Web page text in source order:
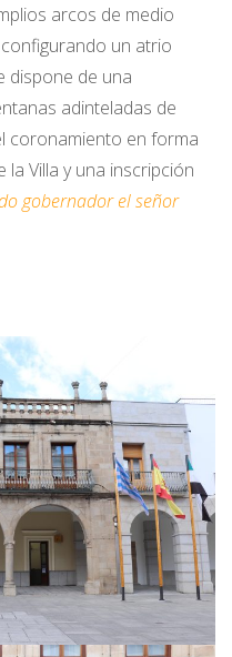
arcos de medio
un atrio
dispone de una
adinteladas de
coronamiento en forma
Villa y una inscripción
gobernador el señor